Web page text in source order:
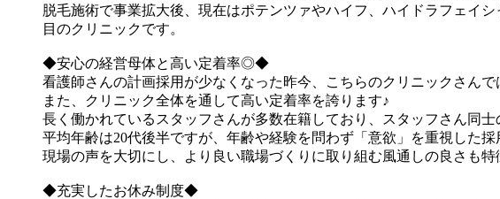
脱毛施術で事業拡大後、現在はポテンツァやハイフ、ハイドラフェイ
目のクリニックです。
◆安心の経営母体と高い定着率◎◆
看護師さんの計画採用が少なくなった昨今、こちらのクリニックさん
また、クリニック全体を通して高い定着率を誇ります♪
長く働かれているスタッフさんが多数在籍しており、スタッフさん同
平均年齢は20代後半ですが、年齢や経験を問わず「意欲」を重視した
現場の声を大切にし、より良い職場づくりに取り組む風通しの良さも特
◆充実したお休み制度◆